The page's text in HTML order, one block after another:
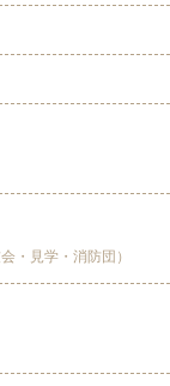
・見学・消防団）